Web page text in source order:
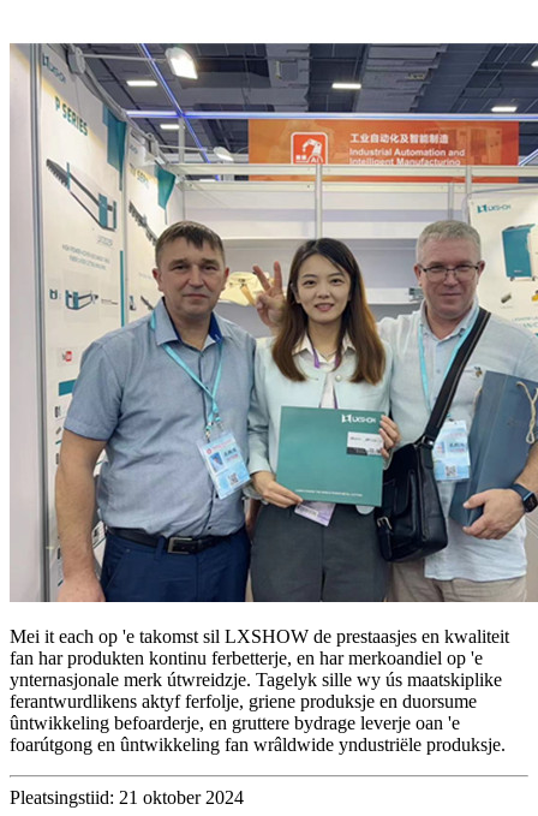
Mei it each op 'e takomst sil LXSHOW de prestaasjes en kwaliteit
fan har produkten kontinu ferbetterje, en har merkoandiel op 'e
ynternasjonale merk útwreidzje. Tagelyk sille wy ús maatskiplike
ferantwurdlikens aktyf ferfolje, griene produksje en duorsume
ûntwikkeling befoarderje, en gruttere bydrage leverje oan 'e
foarútgong en ûntwikkeling fan wrâldwide yndustriële produksje.
Pleatsingstiid: 21 oktober 2024